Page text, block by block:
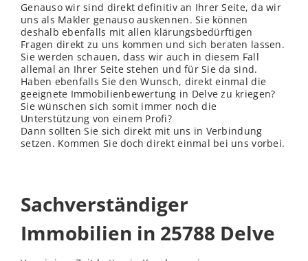
Genauso wir sind direkt definitiv an Ihrer Seite, da wir
uns als Makler genauso auskennen. Sie können
deshalb ebenfalls mit allen klärungsbedürftigen
Fragen direkt zu uns kommen und sich beraten lassen.
Sie werden schauen, dass wir auch in diesem Fall
allemal an Ihrer Seite stehen und für Sie da sind.
Haben ebenfalls Sie den Wunsch, direkt einmal die
geeignete Immobilienbewertung in Delve zu kriegen?
Sie wünschen sich somit immer noch die
Unterstützung von einem Profi?
Dann sollten Sie sich direkt mit uns in Verbindung
setzen. Kommen Sie doch direkt einmal bei uns vorbei.
Sachverständiger
Immobilien in 25788 Delve